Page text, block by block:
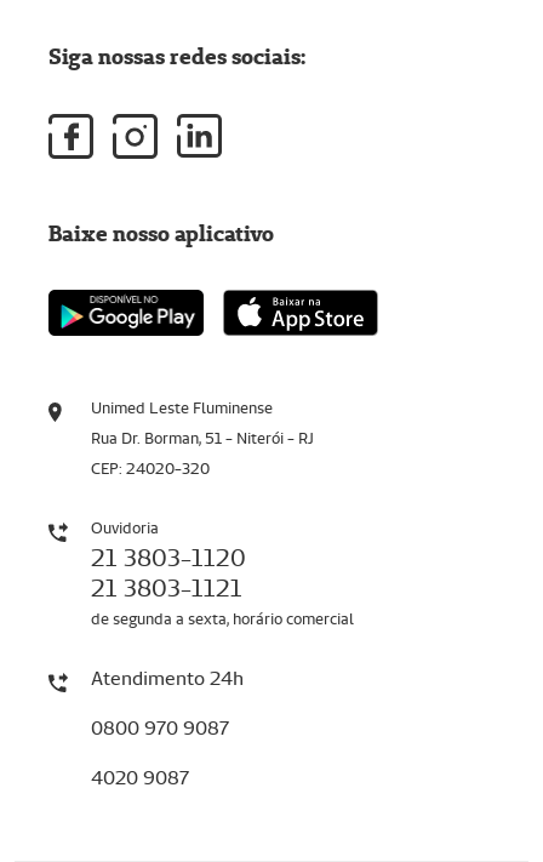
Unimed Leste Fluminense
Rua Dr. Borman, 51 - Niterói - RJ
CEP: 24020-320
Ouvidoria
21 3803-1120
21 3803-1121
de segunda a sexta, horário comercial
Atendimento 24h
0800 970 9087
4020 9087
Siga nossas redes sociais:
Baixe nosso aplicativo